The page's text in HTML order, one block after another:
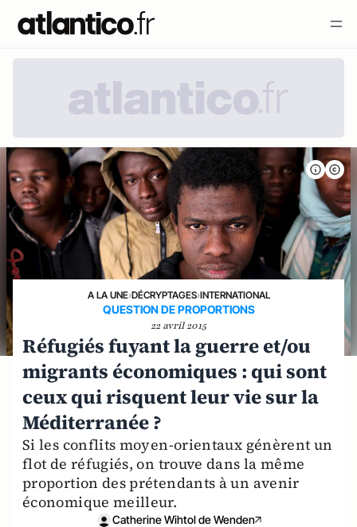
A LA UNE›DÉCRYPTAGES›INTERNATIONAL
QUESTION DE PROPORTIONS
22 avril 2015
Réfugiés fuyant la guerre et/ou
migrants économiques : qui sont
ceux qui risquent leur vie sur la
Méditerranée ?
Si les conflits moyen-orientaux génèrent un
flot de réfugiés, on trouve dans la même
proportion des prétendants à un avenir
économique meilleur.
Catherine Wihtol de Wenden